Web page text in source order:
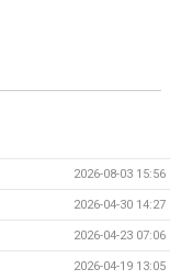
2026-08-03 15:56
2026-04-30 14:27
2026-04-23 07:06
2026-04-19 13:05